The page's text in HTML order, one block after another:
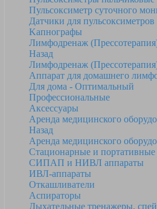
Пульсоксиметр суточного
Датчики для пульсоксиметров
Kапнографы
Лимфодренаж
Назад
Лимфодренаж
Аппарат для домашнего
Для дома - Оптимальный
Профессиональные
Аксессуары
Аренда медицинского
Назад
Аренда медицинского
Стационарные и портативные
СИПАП и НИВЛ аппараты
ИВЛ-аппараты
Откашливатели
Аспираторы
Дыхательные тренажеры,